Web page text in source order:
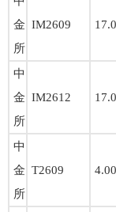
金
所
IM2609
中
金
所
IM2612
中
金
所
T2609